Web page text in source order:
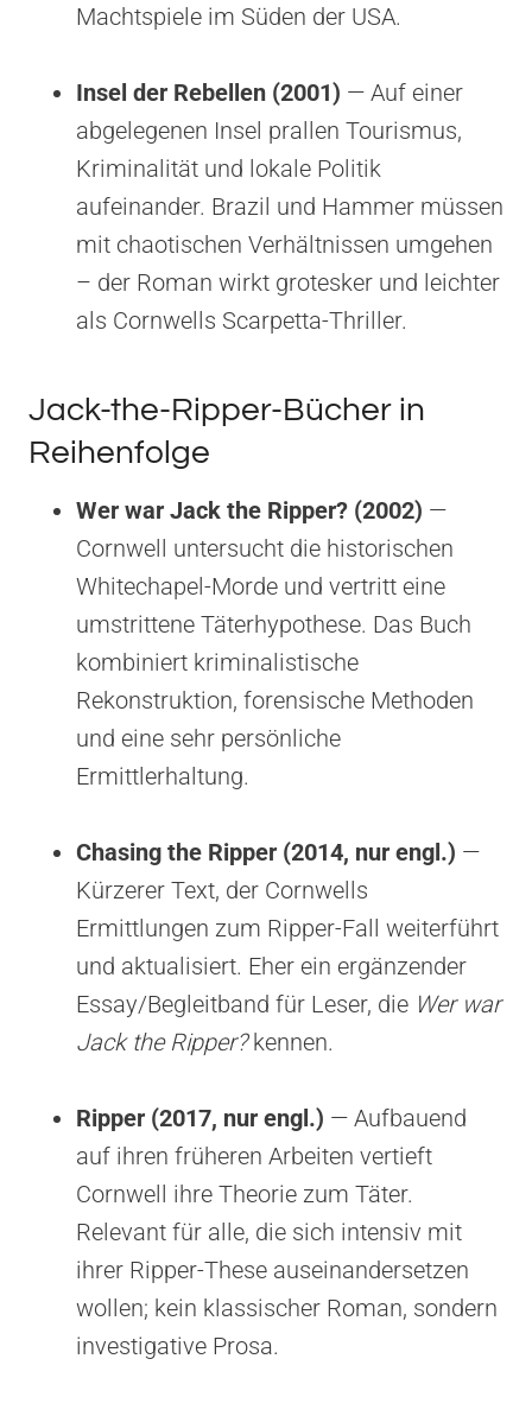
Machtspiele im Süden der USA.
Insel der Rebellen (2001) — Auf einer
abgelegenen Insel prallen Tourismus,
Kriminalität und lokale Politik
aufeinander. Brazil und Hammer müssen
mit chaotischen Verhältnissen umgehen
– der Roman wirkt grotesker und leichter
als Cornwells Scarpetta-Thriller.
Jack-the-Ripper-Bücher in
Reihenfolge
Wer war Jack the Ripper? (2002) —
Cornwell untersucht die historischen
Whitechapel-Morde und vertritt eine
umstrittene Täterhypothese. Das Buch
kombiniert kriminalistische
Rekonstruktion, forensische Methoden
und eine sehr persönliche
Ermittlerhaltung.
Chasing the Ripper (2014, nur engl.) —
Kürzerer Text, der Cornwells
Ermittlungen zum Ripper-Fall weiterführt
und aktualisiert. Eher ein ergänzender
Essay/Begleitband für Leser, die Wer war
Jack the Ripper?kennen.
Ripper (2017, nur engl.) — Aufbauend
auf ihren früheren Arbeiten vertieft
Cornwell ihre Theorie zum Täter.
Relevant für alle, die sich intensiv mit
ihrer Ripper-These auseinandersetzen
wollen; kein klassischer Roman, sondern
investigative Prosa.